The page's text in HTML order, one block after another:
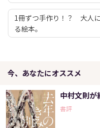
1冊ずつ手作り！？ 大人
る絵本。
今、あなたにオススメ
中村文則が
書評